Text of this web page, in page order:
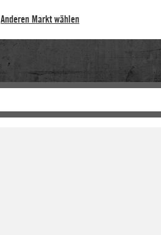
Anderen Markt wählen